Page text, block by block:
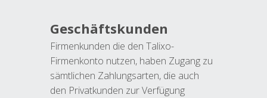
Geschäftskunden
Firmenkunden die den Talixo-
Firmenkonto nutzen, haben Zugang zu
sämtlichen Zahlungsarten, die auch
den Privatkunden zur Verfügung